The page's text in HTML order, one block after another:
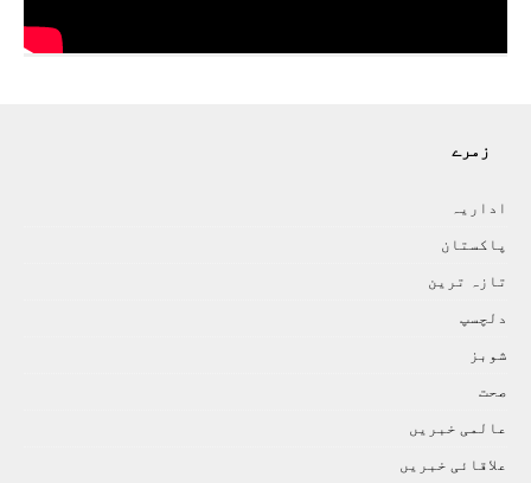
زمرے
اداريہ
پاکستان
تازہ ترين
دلچسپ
شوبز
صحت
عالمی خبريں
علاقائی خبريں